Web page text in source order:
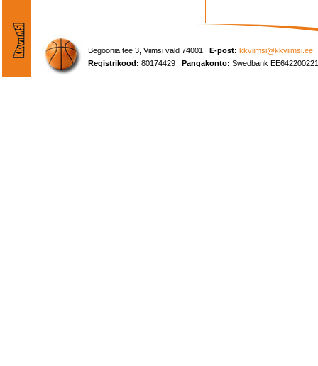
Begoonia tee 3, Viimsi vald 74001 E-post: kkviimsi@kkviimsi.ee
Registrikood: 80174429 Pangakonto: Swedbank